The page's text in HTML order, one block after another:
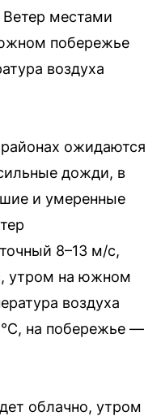
местами
побережье
воздуха
ожидаются
дожди, в
и умеренные
8–13 м/с,
утром на южном
воздуха
на побережье —
облачно, утром